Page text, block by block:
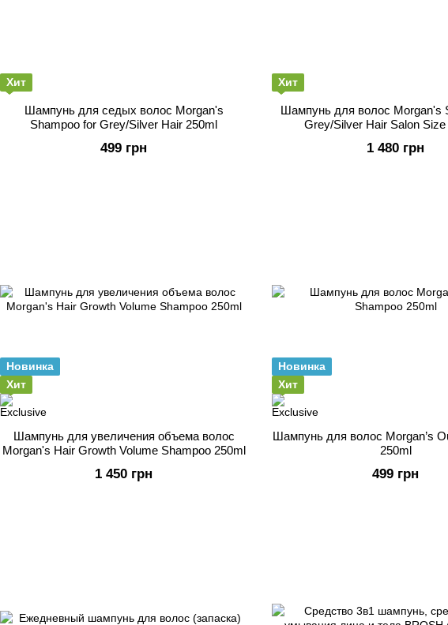
Хит
Шампунь для седых волос Morgan's
Shampoo for Grey/Silver Hair 250ml
499 грн
Хит
Шампунь для волос Morgan's
Grey/Silver Hair Salon
1 480 грн
Новинка
Хит
Шампунь для увеличения объема волос
Morgan's Hair Growth Volume Shampoo 250ml
1 450 грн
Новинка
Хит
Шампунь для волос Morgan’s
250ml
499 грн